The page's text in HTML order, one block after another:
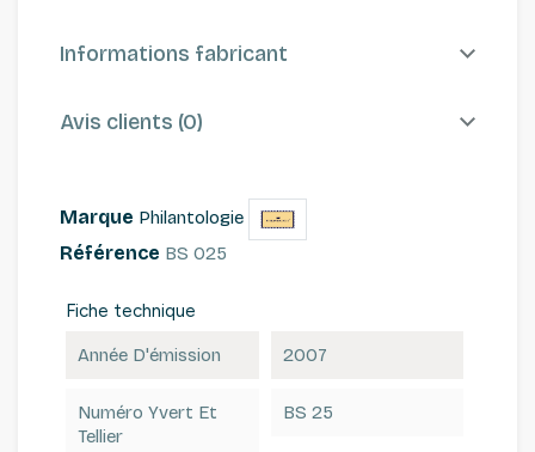
Informations fabricant
Avis clients (0)
Marque Philantologie
Référence BS 025
Fiche technique
Année D'émission 2007
Numéro Yvert Et
Tellier
BS 25